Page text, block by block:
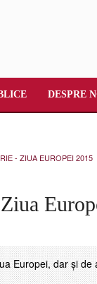
DESPRE
- ZIUA EUROPEI 2015
Europei, dar și